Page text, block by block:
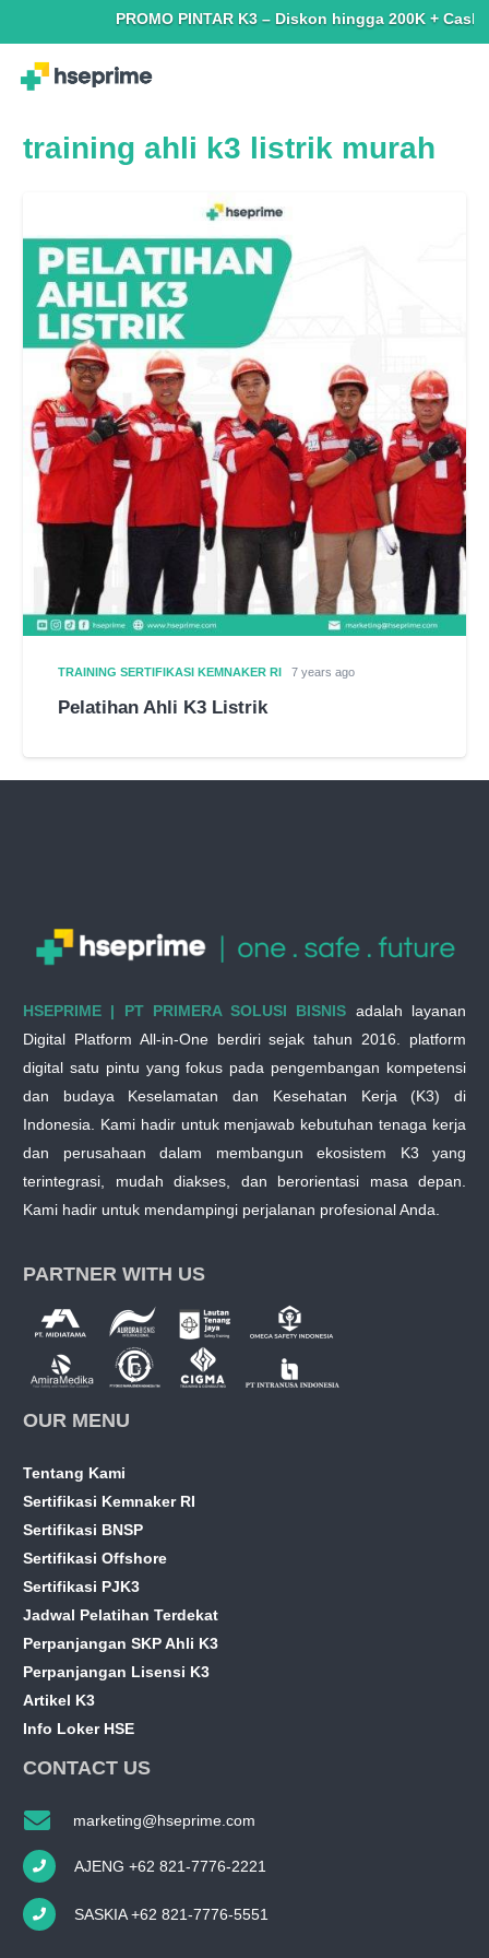
PROMO PINTAR K3 – Diskon hingga 200K +
training ahli k3 listrik murah
TRAINING SERTIFIKASI KEMNAKER RI 7 years ago
Pelatihan Ahli K3 Listrik
HSEPRIME | PT PRIMERA SOLUSI BISNIS adalah layanan
Digital Platform All-in-One berdiri sejak tahun 2016. platform
digital satu pintu yang fokus pada pengembangan kompetensi
dan budaya Keselamatan dan Kesehatan Kerja (K3) di
Indonesia. Kami hadir untuk menjawab kebutuhan tenaga kerja
dan perusahaan dalam membangun ekosistem K3 yang
terintegrasi, mudah diakses, dan berorientasi masa depan.
Kami hadir untuk mendampingi perjalanan profesional Anda.
PARTNER WITH US
OUR MENU
Tentang Kami
Sertifikasi Kemnaker RI
Sertifikasi BNSP
Sertifikasi Offshore
Sertifikasi PJK3
Jadwal Pelatihan Terdekat
Perpanjangan SKP Ahli K3
Perpanjangan Lisensi K3
Artikel K3
Info Loker HSE
CONTACT US
marketing@hseprime.com
AJENG +62 821-7776-2221
SASKIA +62 821-7776-5551